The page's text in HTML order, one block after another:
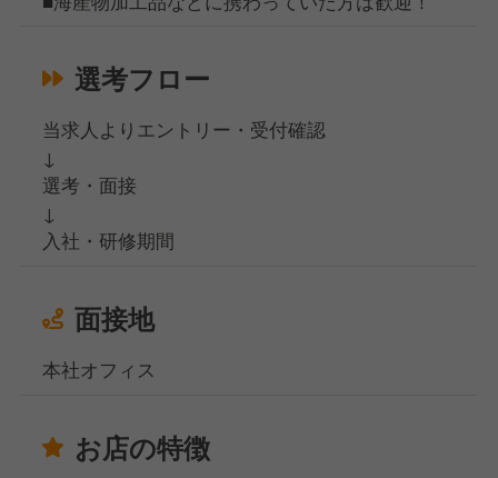
選考フロー
当求人よりエントリー・受付確認
↓
選考・面接
↓
入社・研修期間
面接地
本社オフィス
お店の特徴